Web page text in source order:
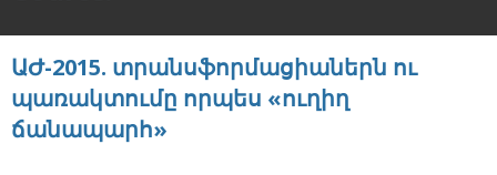
ԱԺ-2015. տրանսֆորմացիաներն ու
պառակտումը որպես «ուղիղ
ճանապարհ»